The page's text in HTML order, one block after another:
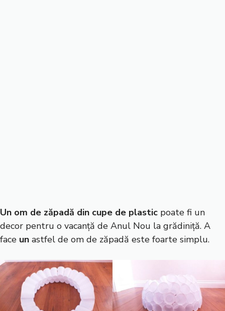
Un om de zăpadă din cupe de plastic poate fi un
decor pentru o vacanță de Anul Nou la grădiniță. A
face un astfel de om de zăpadă este foarte simplu.